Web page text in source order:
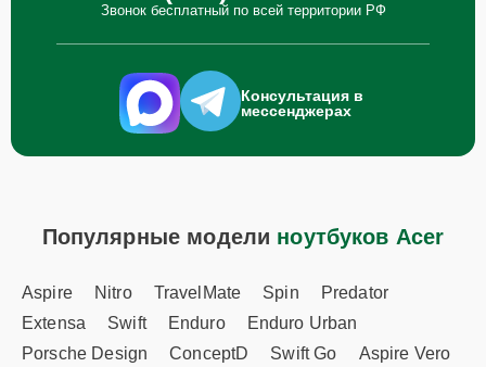
Звонок бесплатный по всей территории РФ
Консультация в
мессенджерах
Популярные модели ноутбуков Acer
Aspire Nitro TravelMate Spin
Predator
Extensa
Swift Enduro
Enduro Urban
Porsche Design
ConceptD Swift Go Aspire Vero